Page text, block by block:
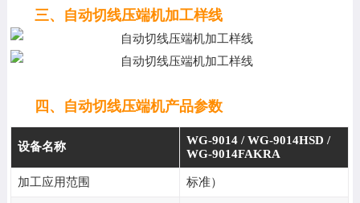
三、自动切线压端机加工样线
四、自动切线压端机产品参数
设备名称
WG-9014 / WG-9014HSD /
WG-9014FAKRA
加工应用范围 标准）